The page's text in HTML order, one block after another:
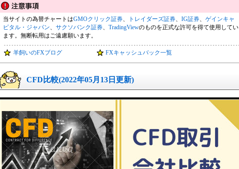
当サイトの為替チャートはGMOクリック証券、 トレイダーズ証券、 IG証券、 ゲインキャ
ピタル・ジャパン、 サクソバンク証券、 TradingViewのものを正式な許可を得て使用してい
ます。無断転用はご遠慮願います。
羊飼いのFXブログ FXキャッシュバック一覧
CFD比較(2022年05月13日更新)